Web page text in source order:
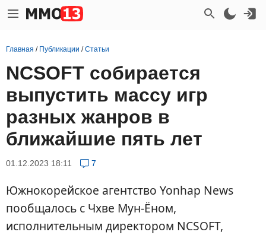
Главная / Публикации /Статьи
NCSOFT собирается
выпустить массу игр
разных жанров в
ближайшие пять лет
01.12.2023 18:11 7
Южнокорейское агентство Yonhap News
пообщалось с Чхве Мун-Ёном,
исполнительным директором NCSOFT,